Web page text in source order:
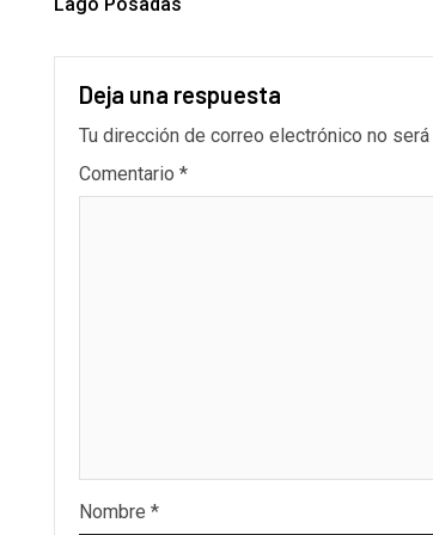
Deja una respuesta
Tu dirección de correo electrónico no será
Comentario *
Nombre *